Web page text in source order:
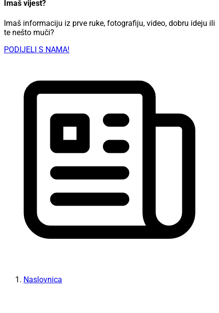
Imaš vijest?
Imaš informaciju iz prve ruke, fotografiju, video, dobru ideju ili
te nešto muči?
PODIJELI S NAMA!
Naslovnica